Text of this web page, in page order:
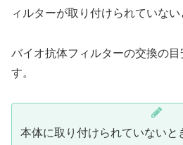
ィルターが取り付けられていない
バイオ抗体フィルターの交換の目
す。
本体に取り付けられていないと